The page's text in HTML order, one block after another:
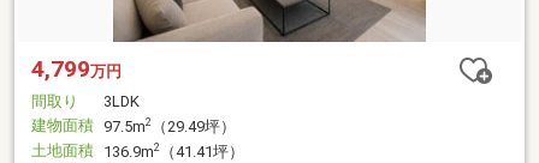
4,799万円
間取り
3LDK
建物面積 97.5m2
（29.49坪）
土地面積 136.9m2
（41.41坪）